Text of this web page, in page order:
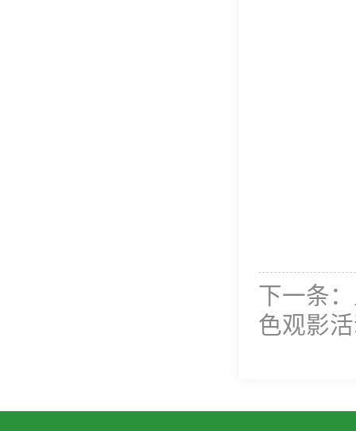
下一条：
色观影